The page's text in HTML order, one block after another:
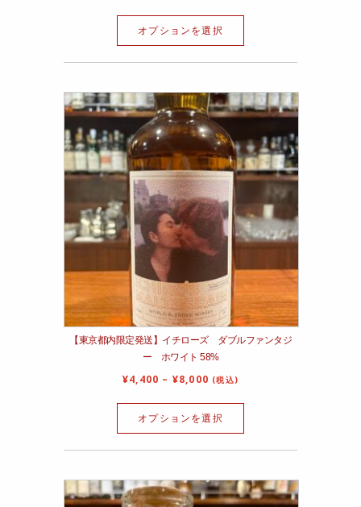
オプションを選択
【東京都内限定発送】イチローズ ダブルファンタジ
ー ホワイト 58%
¥4,400 – ¥8,000 (税込)
オプションを選択